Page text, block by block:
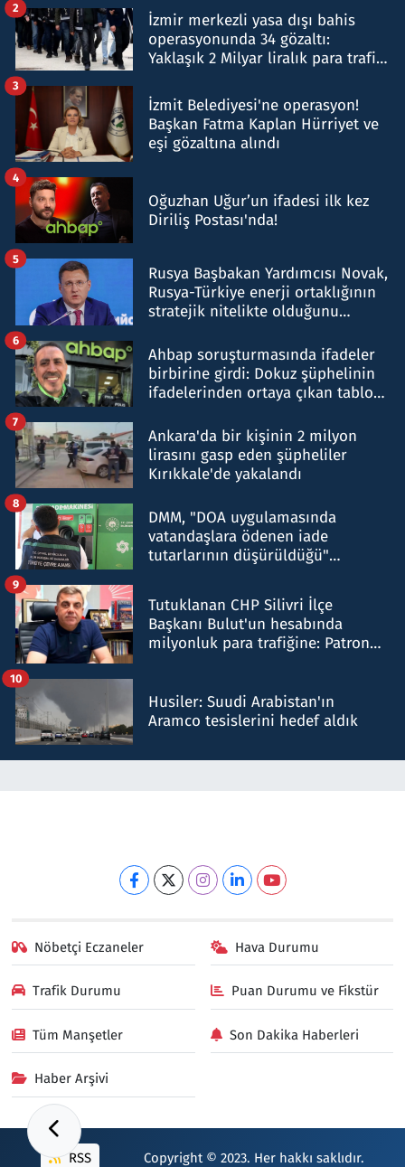
İzmir merkezli yasa dışı bahis
operasyonunda 34 gözaltı:
Yaklaşık 2 Milyar liralık para trafiği
2
İzmit Belediyesi'ne operasyon!
Başkan Fatma Kaplan Hürriyet ve
eşi gözaltına alındı
3
Oğuzhan Uğur’un ifadesi ilk kez
Diriliş Postası'nda!
4
Rusya Başbakan Yardımcısı Novak,
Rusya-Türkiye enerji ortaklığının
stratejik nitelikte olduğunu
5
Ahbap soruşturmasında ifadeler
birbirine girdi: Dokuz şüphelinin
ifadelerinden ortaya çıkan tablo
6
Ankara'da bir kişinin 2 milyon
lirasını gasp eden şüpheliler
Kırıkkale'de yakalandı
7
DMM, "DOA uygulamasında
vatandaşlara ödenen iade
tutarlarının düşürüldüğü"
8
Tutuklanan CHP Silivri İlçe
Başkanı Bulut'un hesabında
milyonluk para trafiğine: Patron
9
Husiler: Suudi Arabistan'ın
Aramco tesislerini hedef aldık
10
Nöbetçi Eczaneler Hava Durumu
Trafik Durumu Puan Durumu ve Fikstür
Tüm Manşetler Son Dakika Haberleri
Haber Arşivi
RSS Copyright © 2023. Her hakkı saklıdır.